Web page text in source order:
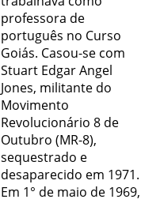
professora de
português no Curso
Goiás. Casou-se com
Stuart Edgar Angel
Jones, militante do
Movimento
Revolucionário 8 de
Outubro (MR-8),
sequestrado e
desaparecido em 1971.
Em 1° de maio de 1969,